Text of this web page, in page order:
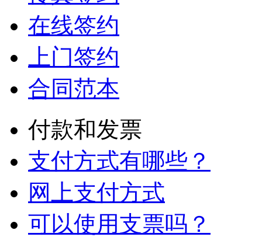
在线签约
上门签约
合同范本
付款和发票
支付方式有哪些？
网上支付方式
可以使用支票吗？